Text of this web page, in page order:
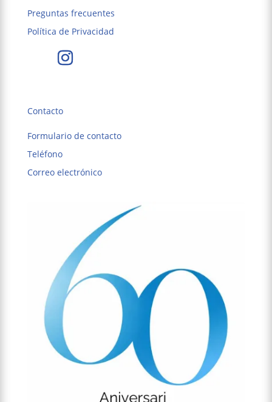
Preguntas frecuentes
Política de Privacidad
Contacto
Formulario de contacto
Teléfono
Correo electrónico